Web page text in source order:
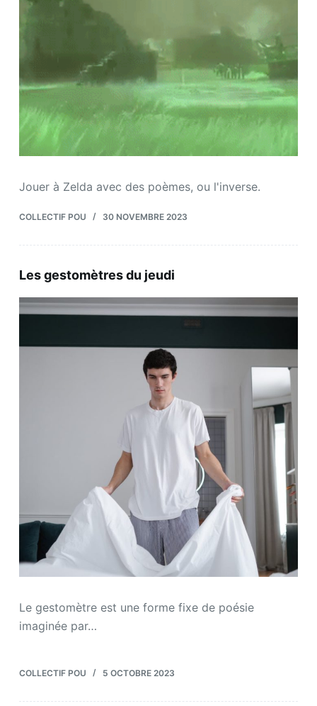
Jouer à Zelda avec des poèmes, ou l'inverse.
COLLECTIF POU 30 NOVEMBRE 2023
Les gestomètres du jeudi
Le gestomètre est une forme fixe de poésie
imaginée par…
COLLECTIF POU 5 OCTOBRE 2023